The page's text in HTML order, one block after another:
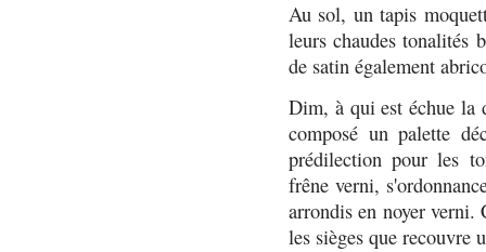
Au sol, un tapis
leurs chaudes tonalités
de satin également
Dim, à qui est échue la
composé un palette
prédilection pour les
frêne verni,
arrondis en noyer verni.
les sièges que recouvre